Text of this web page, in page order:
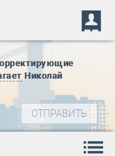
Николай